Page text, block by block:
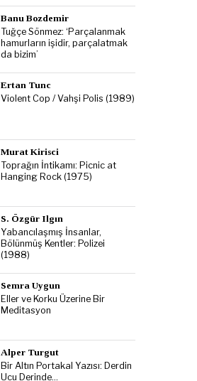
Banu Bozdemir
Tuğçe Sönmez: ‘Parçalanmak
hamurların işidir, parçalatmak
da bizim’
Ertan Tunc
Violent Cop / Vahşi Polis (1989)
Murat Kirisci
Toprağın İntikamı: Picnic at
Hanging Rock (1975)
S. Özgür Ilgın
Yabancılaşmış İnsanlar,
Bölünmüş Kentler: Polizei
(1988)
Semra Uygun
Eller ve Korku Üzerine Bir
Meditasyon
Alper Turgut
Bir Altın Portakal Yazısı: Derdin
Ucu Derinde…